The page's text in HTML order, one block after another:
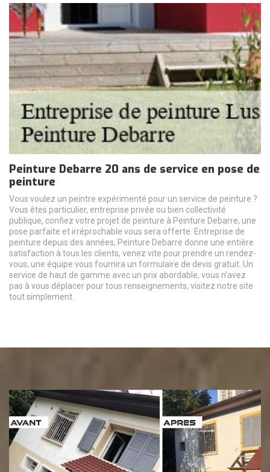
Peinture Debarre 20 ans de service en pose de
peinture
Vous voulez un peintre expérimenté pour un service de peinture ?
Vous êtes particulier, entreprise privée ou bien collectivité
publique, confiez votre projet de peinture à Peinture Debarre, une
pose parfaite et irréprochable vous sera offerte. Entreprise de
peinture depuis des années, Peinture Debarre donne une entière
satisfaction à tous les clients, venez vite pour prendre un rendez-
vous, une équipe vous fournira un formulaire de devis gratuit. Un
service de haut de gamme avec un prix abordable, vous n'avez
pas à vous déplacer pour tous renseignements, visitez notre site
tout simplement.